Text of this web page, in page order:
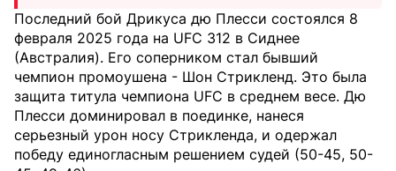
Последний бой Дрикуса дю Плесси состоялся 8
февраля 2025 года на UFC 312 в Сиднее
(Австралия). Его соперником стал бывший
чемпион промоушена - Шон Стрикленд. Это была
защита титула чемпиона UFC в среднем весе. Дю
Плесси доминировал в поединке, нанеся
серьезный урон носу Стрикленда, и одержал
победу единогласным решением судей (50-45, 50-